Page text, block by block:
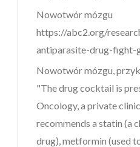
Nowotwór mózgu
https://abc2.org/
antiparasite-drug-fight-
Nowotwór mózgu,
"The drug cocktail is
Oncology, a private
recommends a statin (a
drug), metformin (used